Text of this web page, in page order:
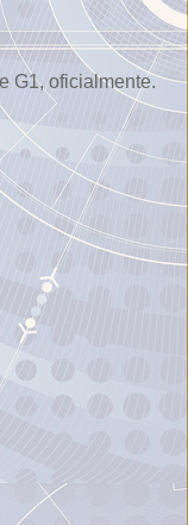
G1, oficialmente.